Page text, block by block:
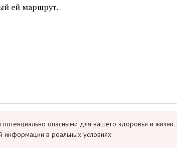
ей маршрут.
опасными для вашего здоровья и
информации в реальных условиях.